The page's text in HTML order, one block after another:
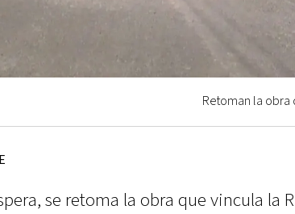
Retoman la obra
se retoma la obra que vincula la